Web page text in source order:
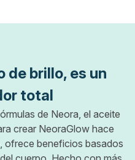
de brillo, es un
total
de Neora, el aceite
crear NeoraGlow hace
ofrece beneficios basados